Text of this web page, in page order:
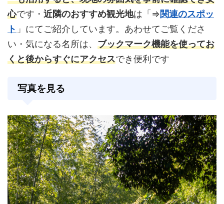
心です・ 近隣のおすすめ観光地は「⇒関連のスポッ
ト 」にてご紹介しています。あわせてご覧くださ
い・気になる名所は、 ブックマーク機能を使ってお
くと後からすぐにアクセスでき便利です
写真を見る